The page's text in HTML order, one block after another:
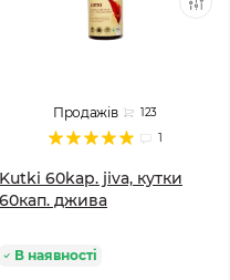
1
Продажів 123
Kutki 60kap. jiva, кутки
60кап. джива
В наявності